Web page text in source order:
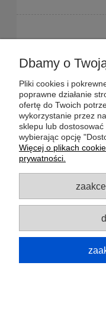
Potrzebujesz
pokaż
Dbamy o
Pliki cookies i
poprawne działanie
ofertę do Twoich
wykorzystanie przez
sklepu lub
wybierając opcję
Więcej o plikach
prywatności.